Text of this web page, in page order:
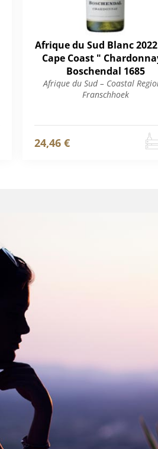
Afrique du Sud Blanc
Cape Coast "
Boschendal 1685
Afrique du Sud – Coastal
Franschhoek
24,46 €